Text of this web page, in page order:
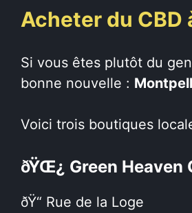
Acheter du CBD
Si vous êtes plutôt du
bonne nouvelle :
Voici trois boutiques
ðŸŒ¿ Green Heaven
ðŸ“ Rue de la Loge